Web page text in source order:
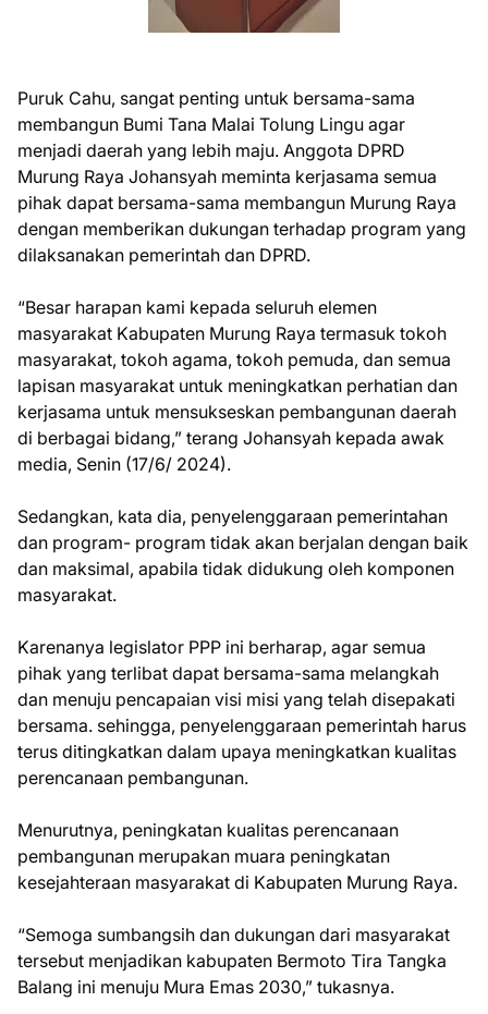
Puruk Cahu, sangat penting untuk bersama-sama
membangun Bumi Tana Malai Tolung Lingu agar
menjadi daerah yang lebih maju. Anggota DPRD
Murung Raya Johansyah meminta kerjasama semua
pihak dapat bersama-sama membangun Murung Raya
dengan memberikan dukungan terhadap program yang
dilaksanakan pemerintah dan DPRD.
“Besar harapan kami kepada seluruh elemen
masyarakat Kabupaten Murung Raya termasuk tokoh
masyarakat, tokoh agama, tokoh pemuda, dan semua
lapisan masyarakat untuk meningkatkan perhatian dan
kerjasama untuk mensukseskan pembangunan daerah
di berbagai bidang,” terang Johansyah kepada awak
media, Senin (17/6/ 2024).
Sedangkan, kata dia, penyelenggaraan pemerintahan
dan program- program tidak akan berjalan dengan baik
dan maksimal, apabila tidak didukung oleh komponen
masyarakat.
Karenanya legislator PPP ini berharap, agar semua
pihak yang terlibat dapat bersama-sama melangkah
dan menuju pencapaian visi misi yang telah disepakati
bersama. sehingga, penyelenggaraan pemerintah harus
terus ditingkatkan dalam upaya meningkatkan kualitas
perencanaan pembangunan.
Menurutnya, peningkatan kualitas perencanaan
pembangunan merupakan muara peningkatan
kesejahteraan masyarakat di Kabupaten Murung Raya.
“Semoga sumbangsih dan dukungan dari masyarakat
tersebut menjadikan kabupaten Bermoto Tira Tangka
Balang ini menuju Mura Emas 2030,” tukasnya.